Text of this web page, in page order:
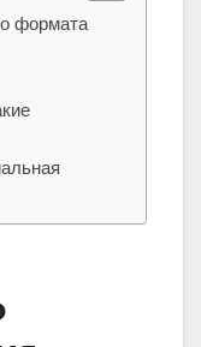
формата